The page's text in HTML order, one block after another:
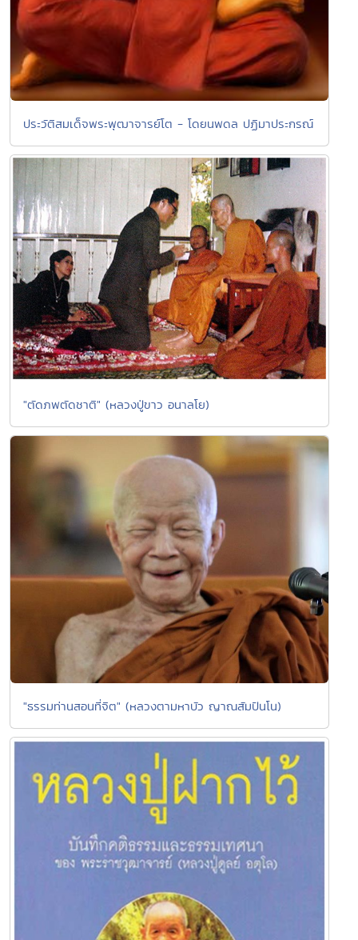
ประวัติสมเด็จพระพุฒาจารย์โต - โดยนพดล ปฏิมาประกรณ์
"ตัดภพตัดชาติ" (หลวงปู่ขาว อนาลโย)
"ธรรมท่านสอนที่จิต" (หลวงตามหาบัว ญาณสัมปันโน)